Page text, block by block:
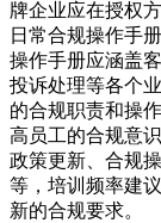
牌企业应在授权
日常合规操作手
操作手册应涵盖
投诉处理等各个
的合规职责和操
高员工的合规意
政策更新、合规
等，培训频率建
新的合规要求。